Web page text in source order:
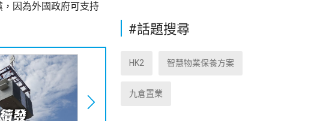
因為外國政府可支持
#話題搜尋
HK2 智慧物業保養方案
九倉置業